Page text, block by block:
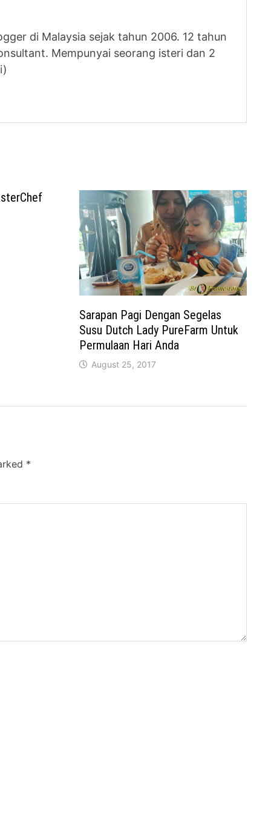
di Malaysia sejak tahun 2006. 12 tahun
Mempunyai seorang isteri dan 2
Sarapan Pagi Dengan Segelas
Susu Dutch Lady PureFarm Untuk
Permulaan Hari Anda
August 25, 2017
*